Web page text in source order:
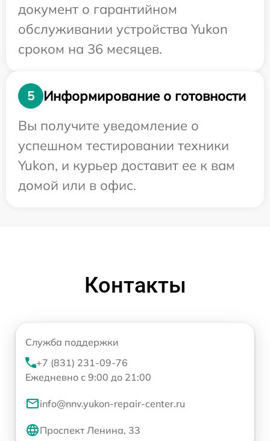
документ о гарантийном
обслуживании устройства Yukon
сроком на 36 месяцев.
5
Информирование о готовности
Вы получите уведомление о
успешном тестировании техники
Yukon, и курьер доставит ее к вам
домой или в офис.
Контакты
Служба поддержки
+7 (831) 231-09-76
Ежедневно с 9:00 до 21:00
info@nnv.yukon-repair-center.ru
Проспект Ленина, 33